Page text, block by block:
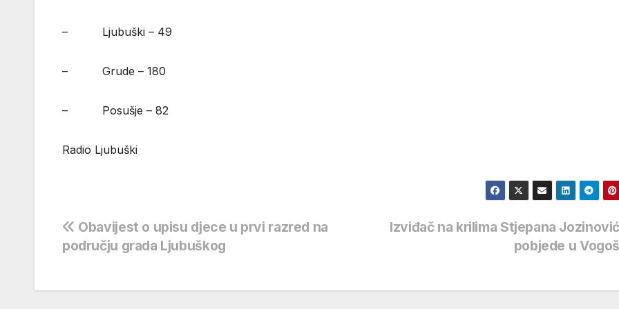
– Ljubuški – 49
– Grude – 180
– Posušje – 82
Radio Ljubuški
Navigacija
objava
Izviđač na krilima Stjepana
pobjede u
Obavijest o upisu djece u prvi razred na
području grada Ljubuškog